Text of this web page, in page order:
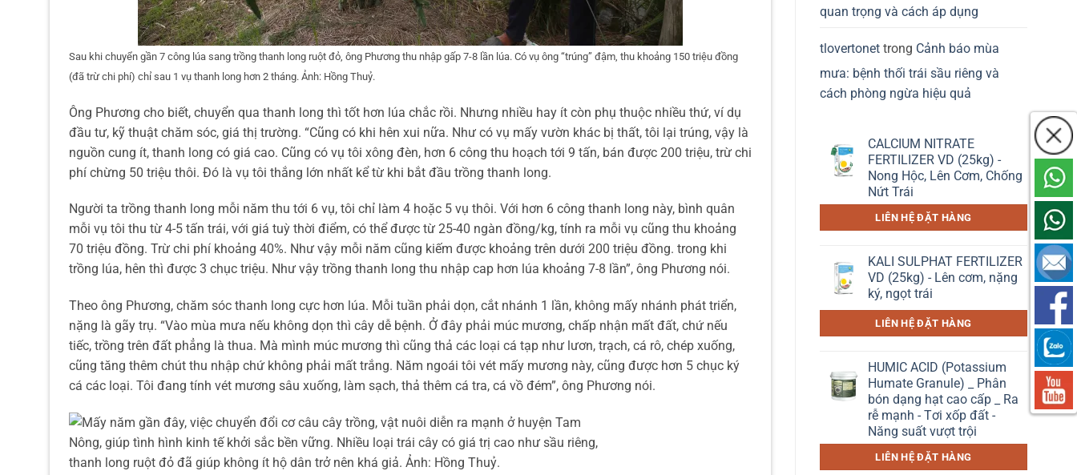
Sau khi chuyển gần 7 công lúa sang trồng thanh long ruột đỏ, ông Phương thu nhập gấp 7-8 lần lúa. Có vụ ông “trúng” đậm, thu khoảng 150 triệu đồng
(đã trừ chi phí) chỉ sau 1 vụ thanh long hơn 2 tháng. Ảnh: Hồng Thuỷ.
Ông Phương cho biết, chuyển qua thanh long thì tốt hơn lúa chắc rồi. Nhưng nhiều hay ít còn phụ thuộc nhiều thứ, ví dụ
đầu tư, kỹ thuật chăm sóc, giá thị trường. “Cũng có khi hên xui nữa. Như có vụ mấy vườn khác bị thất, tôi lại trúng, vậy là
nguồn cung ít, thanh long có giá cao. Cũng có vụ tôi xông đèn, hơn 6 công thu hoạch tới 9 tấn, bán được 200 triệu, trừ chi
phí chừng 50 triệu thôi. Đó là vụ tôi thắng lớn nhất kể từ khi bắt đầu trồng thanh long.
Người ta trồng thanh long mỗi năm thu tới 6 vụ, tôi chỉ làm 4 hoặc 5 vụ thôi. Với hơn 6 công thanh long này, bình quân
mỗi vụ tôi thu từ 4-5 tấn trái, với giá tuỳ thời điểm, có thể được từ 25-40 ngàn đồng/kg, tính ra mỗi vụ cũng thu khoảng
70 triệu đồng. Trừ chi phí khoảng 40%. Như vậy mỗi năm cũng kiếm được khoảng trên dưới 200 triệu đồng. trong khi
trồng lúa, hên thì được 3 chục triệu. Như vậy trồng thanh long thu nhập cap hơn lúa khoảng 7-8 lần”, ông Phương nói.
Theo ông Phương, chăm sóc thanh long cực hơn lúa. Mỗi tuần phải dọn, cắt nhánh 1 lần, không mấy nhánh phát triển,
nặng là gãy trụ. “Vào mùa mưa nếu không dọn thì cây dễ bệnh. Ở đây phải múc mương, chấp nhận mất đất, chứ nếu
tiếc, trồng trên đất phẳng là thua. Mà mình múc mương thì cũng thả các loại cá tạp như lươn, trạch, cá rô, chép xuống,
cũng tăng thêm chút thu nhập chứ không phải mất trắng. Năm ngoái tôi vét mấy mương này, cũng được hơn 5 chục ký
cá các loại. Tôi đang tính vét mương sâu xuống, làm sạch, thả thêm cá tra, cá vồ đém”, ông Phương nói.
quan trọng và cách áp dụng
tlovertonet trong Cảnh báo mùa
mưa: bệnh thối trái sầu riêng và
cách phòng ngừa hiệu quả
CALCIUM NITRATE
FERTILIZER VD (25kg) -
Nong Hộc, Lên Cơm, Chống
Nứt Trái
LIÊN HỆ ĐẶT HÀNG
KALI SULPHAT FERTILIZER
VD (25kg) - Lên cơm, nặng
ký, ngọt trái
LIÊN HỆ ĐẶT HÀNG
HUMIC ACID (Potassium
Humate Granule) _ Phân
bón dạng hạt cao cấp _ Ra
rễ mạnh - Tơi xốp đất -
Năng suất vượt trội
LIÊN HỆ ĐẶT HÀNG